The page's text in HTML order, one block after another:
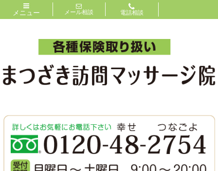
メニュー メール相談 電話相談